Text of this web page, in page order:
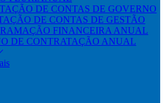
DE CONTAS DE GOVERNO
DE CONTAS DE GESTÃO
FINANCEIRA ANUAL
DE CONTRATAÇÃO ANUAL